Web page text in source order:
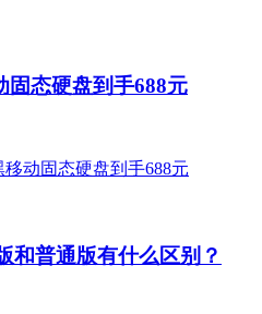
固态硬盘到手688元
和普通版有什么区别？